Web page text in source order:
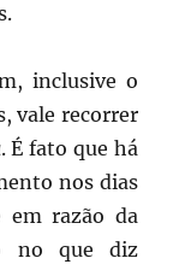
inclusive o
vale recorrer
. É fato que há
nos dias
em razão da
no que diz